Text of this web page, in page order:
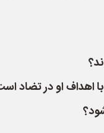
اهداف او در تضاد